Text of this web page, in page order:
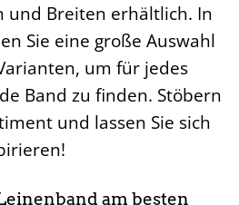
und Breiten erhältlich. In
Sie eine große Auswahl
um für jedes
Band zu finden. Stöbern
und lassen Sie sich
am besten